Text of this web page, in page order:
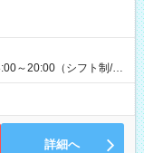
日150個配達×25日勤務
～20:00（シフト制/実
4も有り） ※配達状況
件により多少の前後あ
詳細へ